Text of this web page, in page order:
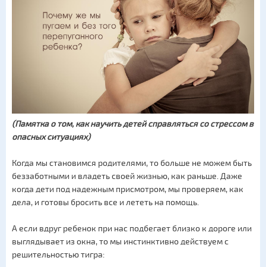
(Памятка о том, как научить детей справляться со стрессом в
опасных ситуациях)
Когда мы становимся родителями, то больше не можем быть
беззаботными и владеть своей жизнью, как раньше. Даже
когда дети под надежным присмотром, мы проверяем, как
дела, и готовы бросить все и лететь на помощь.
А если вдруг ребенок при нас подбегает близко к дороге или
выглядывает из окна, то мы инстинктивно действуем с
решительностью тигра: